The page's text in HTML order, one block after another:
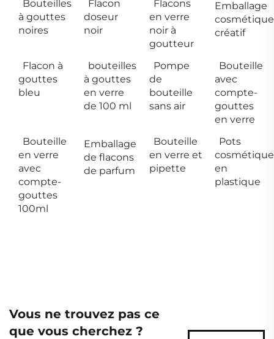
Bouteilles
à gouttes
noires
Flacon
doseur
noir
Flacons
en verre
noir à
goutteur
Emballage
cosmétique
créatif
Flacon à
gouttes
bleu
bouteilles
à gouttes
en verre
de 100 ml
Pompe
de
bouteille
sans air
Bouteille
avec
compte-
gouttes
en verre
Bouteille
en verre
avec
compte-
gouttes
100ml
Emballage
de flacons
de parfum
Bouteille
en verre et
pipette
Pots
en
plastique
Vous ne trouvez pas ce
que vous cherchez ?